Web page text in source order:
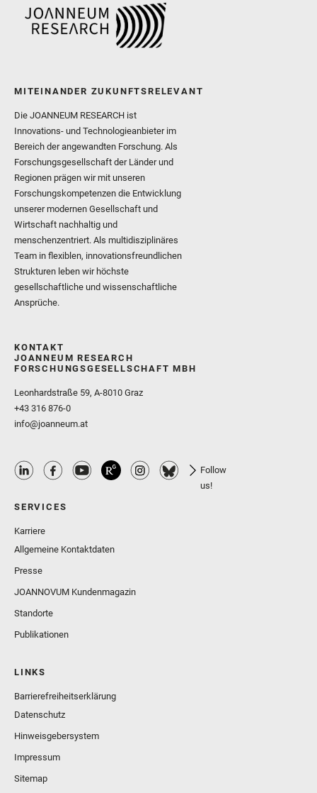
MITEINANDER ZUKUNFTSRELEVANT
Die JOANNEUM RESEARCH ist
Innovations- und Technologieanbieter im
Bereich der angewandten Forschung. Als
Forschungsgesellschaft der Länder und
Regionen prägen wir mit unseren
Forschungskompetenzen die Entwicklung
unserer modernen Gesellschaft und
Wirtschaft nachhaltig und
menschenzentriert. Als multidisziplinäres
Team in flexiblen, innovationsfreundlichen
Strukturen leben wir höchste
gesellschaftliche und wissenschaftliche
Ansprüche.
KONTAKT
JOANNEUM RESEARCH
FORSCHUNGSGESELLSCHAFT MBH
Leonhardstraße 59, A-8010 Graz
+43 316 876-0
info@joanneum.at
Follow
us!
SERVICES
Karriere
Allgemeine Kontaktdaten
Presse
JOANNOVUM Kundenmagazin
Standorte
Publikationen
LINKS
Barrierefreiheitserklärung
Datenschutz
Hinweisgebersystem
Impressum
Sitemap